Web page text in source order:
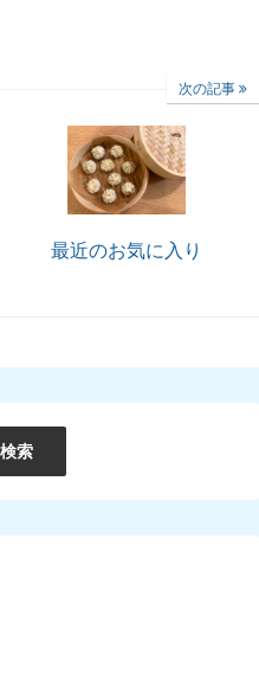
次の記事
最近のお気に入り
検索